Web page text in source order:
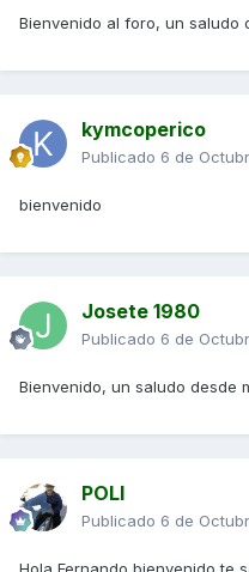
Bienvenido al foro, un saludo
kymcoperico
Publicado 6 de
bienvenido
Josete 1980
Publicado 6 de
Bienvenido, un saludo desde
POLI
Publicado 6 de